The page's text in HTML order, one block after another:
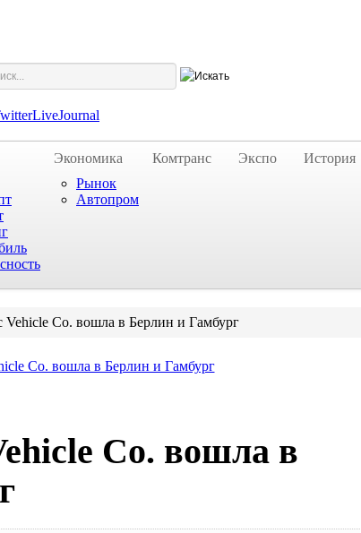
LiveJournal
Экономика
Рынок
Автопром
Комтранс Экспо История
Vehicle Co. вошла в Берлин и Гамбург
Co. вошла в